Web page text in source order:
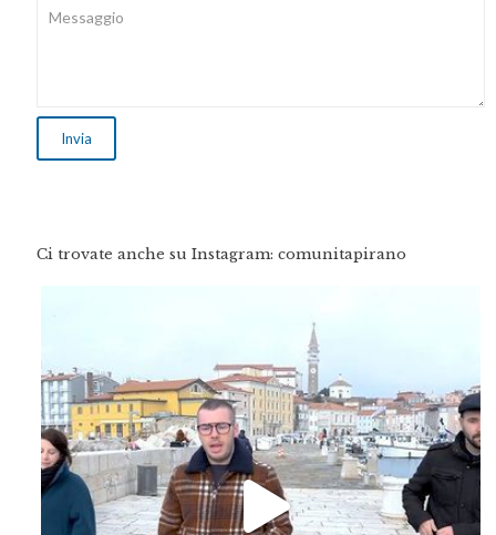
Ci trovate anche su Instagram: comunitapirano